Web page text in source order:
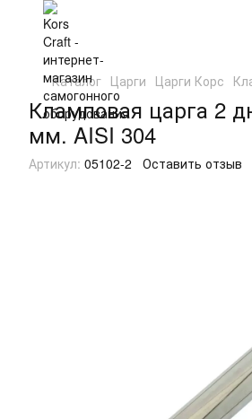
Каталог Царги Царги Корс
Кламповая царга 2
мм. AISI 304
Артикул: 05102-2 Оставить отзыв